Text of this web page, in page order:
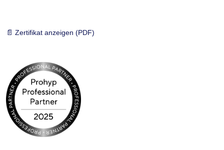
📄 Zertifikat anzeigen (PDF)